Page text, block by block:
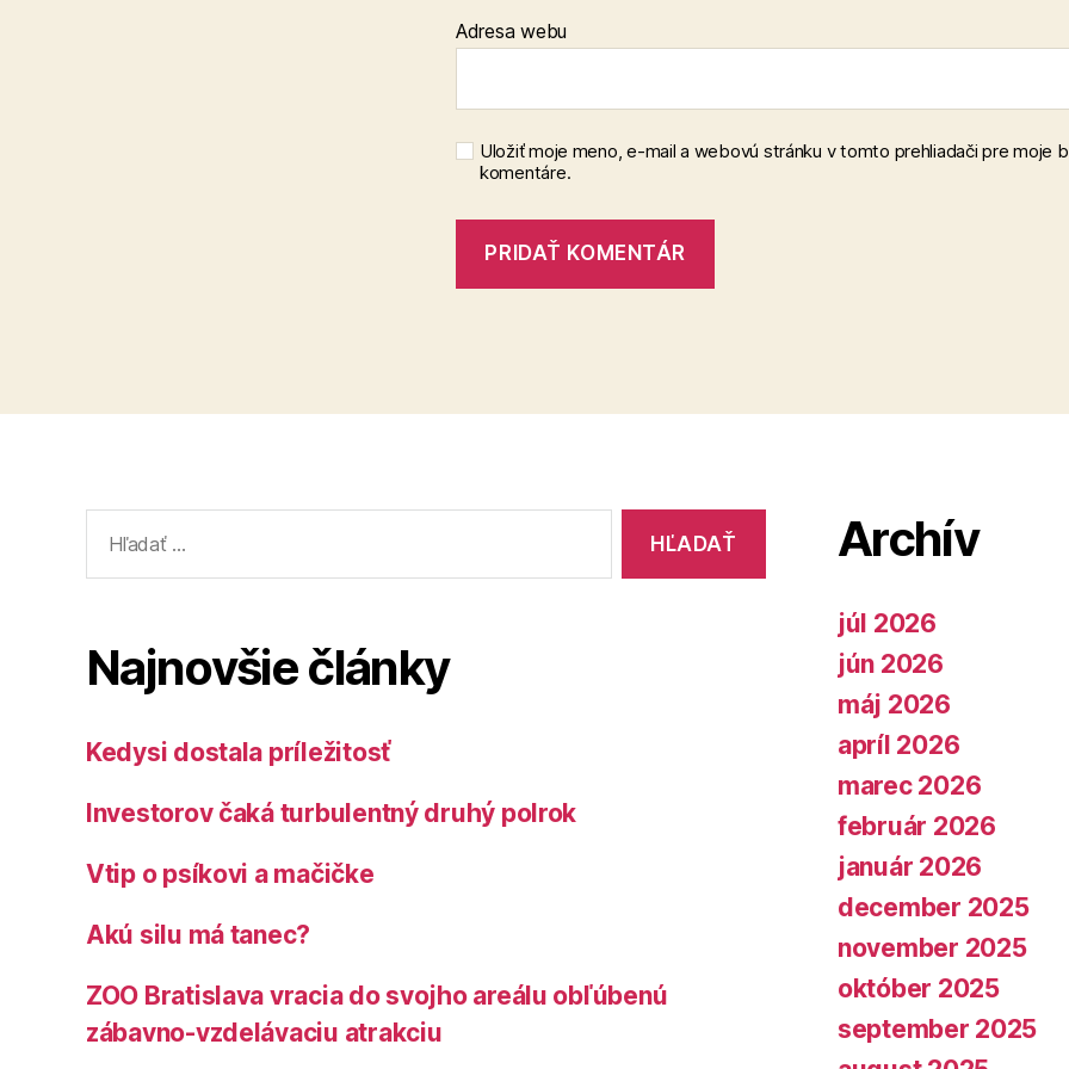
Adresa webu
Uložiť moje meno, e-mail a webovú stránku v tomto prehliadači pre moje
komentáre.
Najnovšie články
Kedysi dostala príležitosť
Investorov čaká turbulentný druhý polrok
Vtip o psíkovi a mačičke
Akú silu má tanec?
ZOO Bratislava vracia do svojho areálu obľúbenú
zábavno-vzdelávaciu atrakciu
Archív
júl 2026
jún 2026
máj 2026
apríl 2026
marec 2026
február 2026
január 2026
december 2025
november 2025
október 2025
september 2025